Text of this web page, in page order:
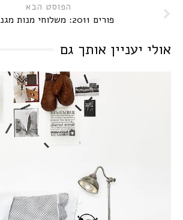
הפוסט הבא
פורים 2011: משלוחי מנות מגניבים
אולי יעניין אותך גם